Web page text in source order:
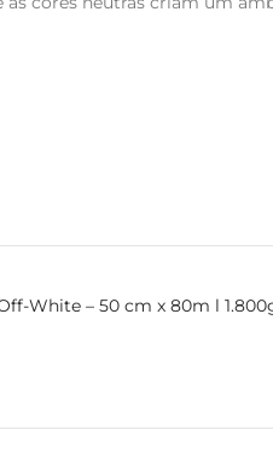
White – 50 cm x 80m l